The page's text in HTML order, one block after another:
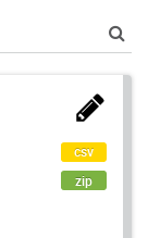
csv
zip